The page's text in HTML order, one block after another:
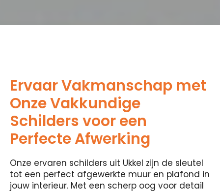
Ervaar Vakmanschap met
Onze Vakkundige
Schilders voor een
Perfecte Afwerking
Onze ervaren schilders uit Ukkel zijn de sleutel
tot een perfect afgewerkte muur en plafond in
jouw interieur. Met een scherp oog voor detail